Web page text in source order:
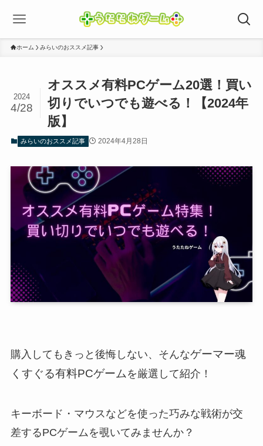
ホーム みらいのおススメ記事
オススメ有料PCゲーム20選！買い
切りでいつでも遊べる！【2024年
版】
2024
4/28
みらいのおススメ記事 2024年4月28日
購入してもきっと後悔しない、そんなゲーマー魂
くすぐる有料PCゲーム を厳選して紹介！
キーボード・マウスなどを使った巧みな戦術が交
差するPCゲームを覗いてみませんか？